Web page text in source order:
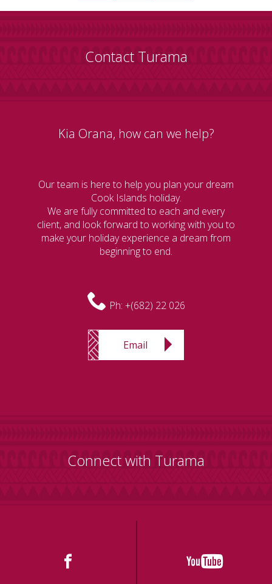
Contact Turama
Kia Orana, how can we help?
Our team is here to help you plan your dream
Cook Islands holiday.
We are fully committed to each and every
client, and look forward to working with you to
make your holiday experience a dream from
beginning to end.
Ph: +(682) 22 026
Email
Connect with Turama